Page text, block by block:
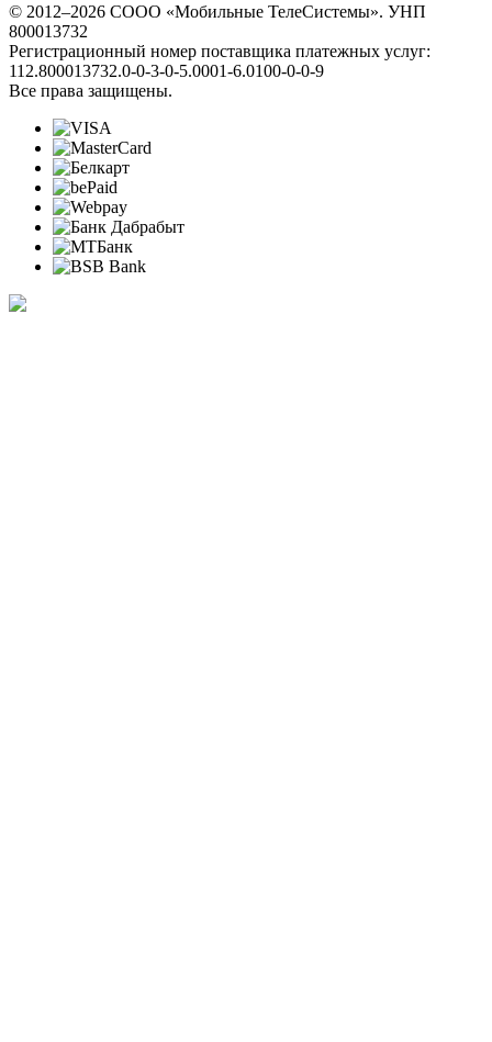
© 2012–2026 СООО «Мобильные ТелеСистемы». УНП
800013732
Регистрационный номер поставщика платежных услуг:
112.800013732.0-0-3-0-5.0001-6.0100-0-0-9
Все права защищены.